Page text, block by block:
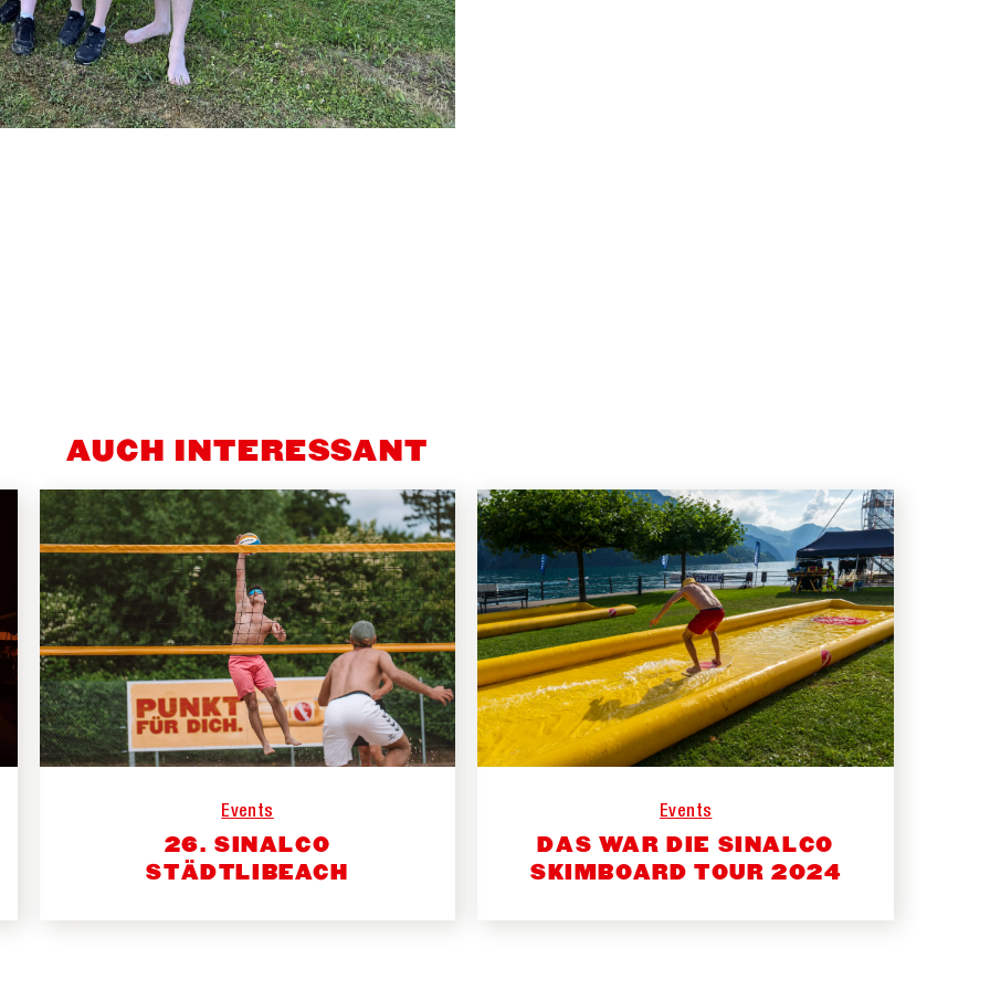
AUCH INTERESSANT
Events
26. SINALCO
STÄDTLIBEACH
Events
DAS WAR DIE SINALCO
SKIMBOARD TOUR 2024